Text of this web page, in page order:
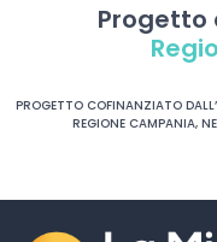
Progetto
PROGETTO COFINANZIATO
REGIONE CAMPANIA,